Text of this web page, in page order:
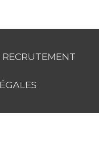
RECRUTEMENT